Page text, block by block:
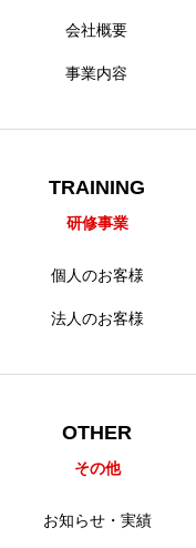
会社概要
事業内容
TRAINING
研修事業
個人のお客様
法人のお客様
OTHER
その他
お知らせ・実績